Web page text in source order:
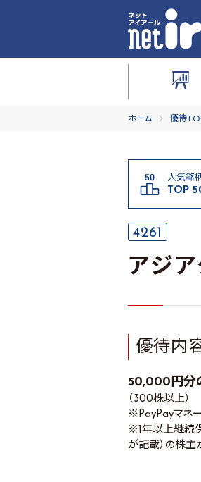
ホーム 優待
人気銘
TOP
4261
アジ
優待内
50,000円分
（300株以上）
※PayPayマネー
※1年以上継続
が記載）の株主